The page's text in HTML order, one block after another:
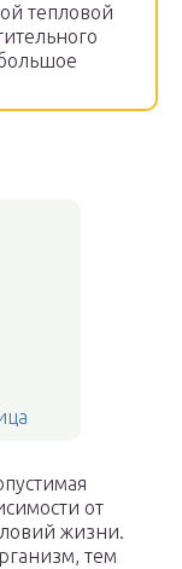
тепловой
от
жизни.
тем